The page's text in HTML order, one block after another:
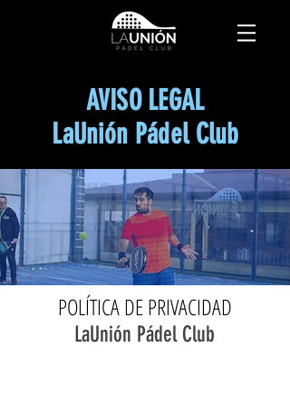
AVISO LEGAL
LaUnión Pádel Club
POLÍTICA DE PRIVACIDAD
LaUnión Pádel Club